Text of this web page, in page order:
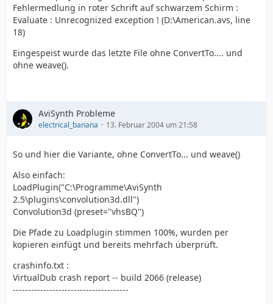
Fehlermedlung in roter Schrift auf schwarzem Schirm :
Evaluate : Unrecognized exception ! (D:\American.avs, line
18)
Eingespeist wurde das letzte File ohne ConvertTo.... und
ohne weave().
AviSynth Probleme
electrical_banana 13. Februar 2004 um 21:58
So und hier die Variante, ohne ConvertTo... und weave()
Also einfach:
LoadPlugin("C:\Programme\AviSynth
2.5\plugins\convolution3d.dll")
Convolution3d (preset="vhsBQ")
Die Pfade zu Loadplugin stimmen 100%, wurden per
kopieren einfügt und bereits mehrfach überprüft.
crashinfo.txt :
VirtualDub crash report -- build 2066 (release)
--------------------------------------